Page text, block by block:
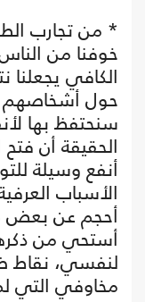
* من تجارب
خوفنا من
الكافي يجعلنا
حول أشخاصهم
سنحتفظ بها
الحقيقة أن
أنفع وسيلة
الأسباب
أحجم عن بعض
أستحي من
لنفسي، نقاط
مخاوفي التي